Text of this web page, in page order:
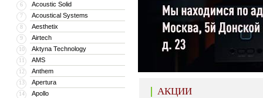
6 Acoustic Solid
7 Acoustical Systems
8 Aesthetix
9 Airtech
10 Aktyna Technology
11 AMS
12 Anthem
13 Apertura
14 Apollo АКЦИИ